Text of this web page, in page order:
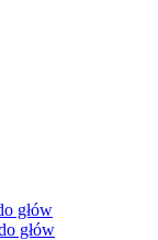
głów
głów